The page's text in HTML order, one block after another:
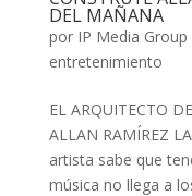
DEL MAÑANA
por IP Media Group
entretenimiento
EL ARQUITECTO
ALLAN RAMÍREZ
artista sabe que
música no llega a